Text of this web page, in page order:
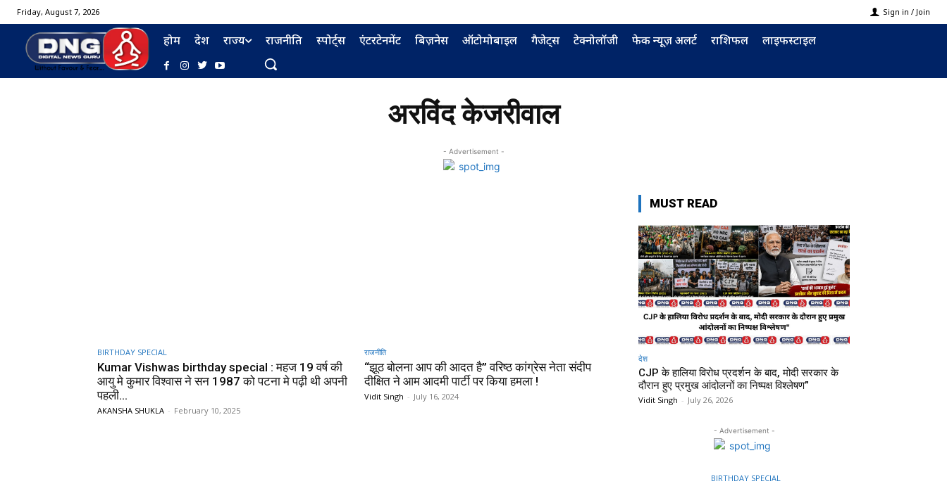
Friday, August 7, 2026 Sign in / Join
होम देश राज्य राजनीति स्पोर्ट्स एंटरटेनमेंट बिज़नेस ऑटोमोबाइल गैजेट्स टेक्नोलॉजी फेक न्यूज़ अलर्ट राशिफल लाइफस्टाइल
अरविंद केजरीवाल
- Advertisement -
BIRTHDAY SPECIAL
Kumar Vishwas birthday special : महज 19 वर्ष की
आयु मे कुमार विश्वास ने सन 1987 को पटना मे पढ़ी थी अपनी
पहली...
AKANSHA SHUKLA - February 10, 2025
राजनीति
“झूठ बोलना आप की आदत है” वरिष्ठ कांग्रेस नेता संदीप
दीक्षित ने आम आदमी पार्टी पर किया हमला !
Vidit Singh - July 16, 2024
MUST READ
देश
CJP के हालिया विरोध प्रदर्शन के बाद, मोदी सरकार के
दौरान हुए प्रमुख आंदोलनों का निष्पक्ष विश्लेषण”
Vidit Singh - July 26, 2026
- Advertisement -
BIRTHDAY SPECIAL